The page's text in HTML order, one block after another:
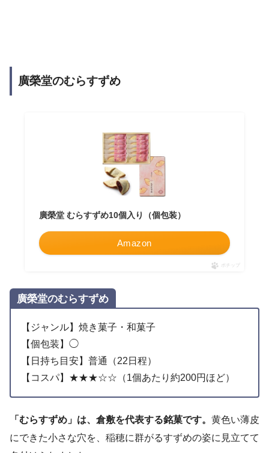
廣榮堂のむらすずめ
廣榮堂 むらすずめ10個入り（個包装）
Amazon
ポチップ
廣榮堂のむらすずめ
【ジャンル】焼き菓子・和菓子
【個包装】◯
【日持ち目安】普通（22日程）
【コスパ】★★★☆☆（1個あたり約200円ほど）
「むらすずめ」は、倉敷を代表する銘菓です。 黄色い薄皮
にできた小さな穴を、稲穂に群がるすずめの姿に見立てて